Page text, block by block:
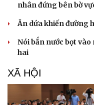
nhân đứng bên bờ
Ăn dứa khiến đường
Nói bắn nước bọt
hai
XÃ HỘI